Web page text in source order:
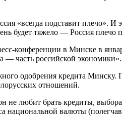
«всегда подставит
будет тяжело — Россия плечо
конференции в Минске в
— часть российской экономики».
одобрения кредита Минску.
отношений.
не любит брать кредиты,
валюты